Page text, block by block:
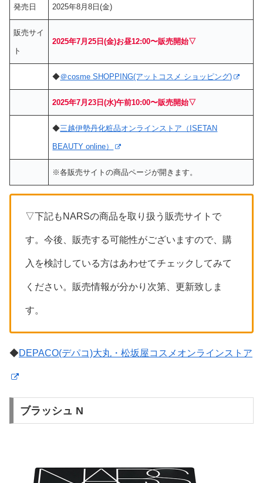
発売日 2025年8月8日(金)
販売サイ
ト
2025年7月25日(金)お昼12:00〜販売開始▽
◆＠cosme SHOPPING(アットコスメ ショッピング)
2025年7月23日(水)午前10:00〜販売開始▽
◆三越伊勢丹化粧品オンラインストア（ISETAN
BEAUTY online）
※各販売サイトの商品ページが開きます。
▽下記もNARSの商品を取り扱う販売サイトで
す。今後、販売する可能性がございますので、購
入を検討している方はあわせてチェックしてみて
ください。販売情報が分かり次第、更新致しま
す。
◆DEPACO(デパコ)大丸・松坂屋コスメオンラインストア
ブラッシュ N